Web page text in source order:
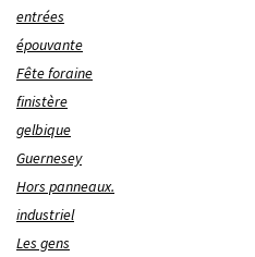
entrées
épouvante
Fête foraine
finistère
gelbique
Guernesey
Hors panneaux.
industriel
Les gens